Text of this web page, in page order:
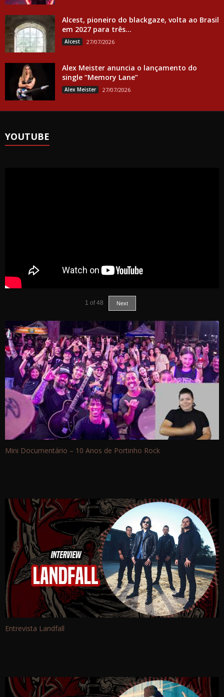
Alcest, pioneiro do blackgaze, volta ao Brasil
em 2027 para três...
Alcest 27/07/2026
Alex Meister anuncia o lançamento do
single “Memory Lane”
Alex Meister 27/07/2026
YOUTUBE
1 of 48 Next
Mini Documentário – 10 Anos de Portinho Rock
Entrevista Landfall